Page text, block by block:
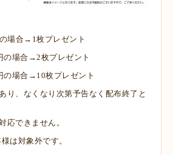
場合→1枚プレゼント
の場合→2枚プレゼント
の場合→10枚プレゼント
り、なくなり次第予告なく配布終了と
応できません。
は対象外です。